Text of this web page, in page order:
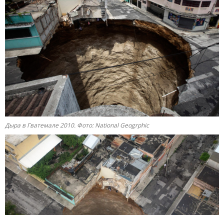
Дыра в Гватемале 2010. Фото: National Geogrphic